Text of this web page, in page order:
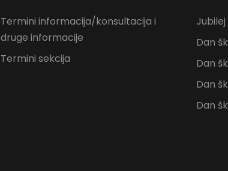
Termini informacija/konsultacija i
druge informacije
Termini sekcija
Jubilej
Dan
Dan
Dan
Dan